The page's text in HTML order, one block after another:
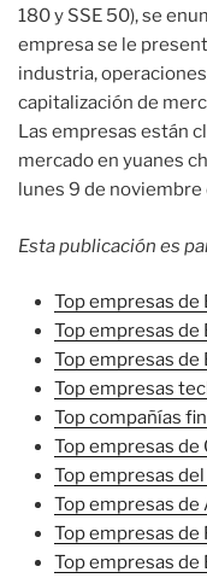
180 y SSE 50), se
empresa se le
industria,
capitalización de
Las empresas están
mercado en yuanes
lunes 9 de noviembre
Esta publicación es
Top empresas de
Top empresas de
Top empresas de
Top empresas
Top compañías
Top empresas de
Top empresas
Top empresas de
Top empresas de
Top empresas de